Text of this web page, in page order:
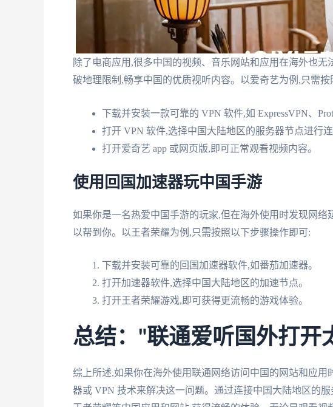
除了电商应用,很多中国的视频、音乐网站和应用在海外也
破地理限制,畅享中国的优质视听内容。以爱奇艺为例,只需
下载并安装一款可靠的 VPN 软件,如 ExpressVPN、
打开 VPN 软件,选择中国大陆地区的服务器节点进行连
打开爱奇艺 app 或网页版,即可正常观看视频内容。
使用回国加速器玩中国手游
如果你是一名热爱中国手游的玩家,但在海外使用时发现网
以帮到你。以王者荣耀为例,只需按照以下步骤操作即可:
下载并安装可靠的回国加速器软件,如番茄加速器。
打开加速器软件,选择中国大陆地区的加速节点。
打开王者荣耀游戏,即可获得更流畅的游戏体验。
总结："联通爱听国外打开
综上所述,如果你在海外使用联通网络访问中国的网站和应
器或 VPN 技术来解决这一问题。通过连接中国大陆地区的